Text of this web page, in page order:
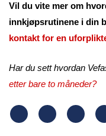
Vil du vite mer om
innkjøpsrutinene i din
kontakt for en
Har du sett hvordan
etter bare to måneder?